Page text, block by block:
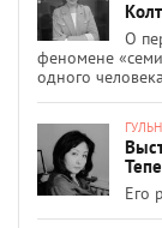
О
феномене
одного человека
Его